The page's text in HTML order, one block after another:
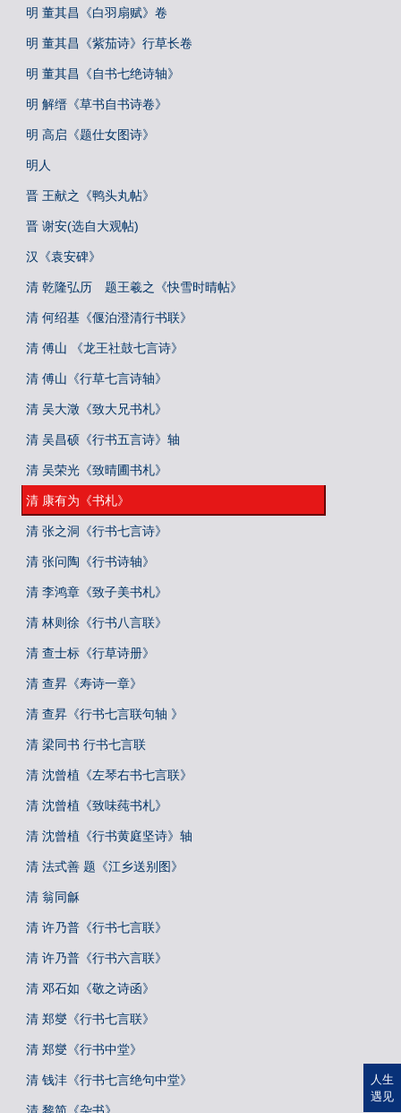
明 董其昌《白羽扇赋》卷
明 董其昌《紫茄诗》行草长卷
明 董其昌《自书七绝诗轴》
明 解缙《草书自书诗卷》
明 高启《题仕女图诗》
明人
晋 王献之《鸭头丸帖》
晋 谢安(选自大观帖)
汉《袁安碑》
清 乾隆弘历 题王羲之《快雪时晴帖》
清 何绍基《偃泊澄清行书联》
清 傅山 《龙王社鼓七言诗》
清 傅山《行草七言诗轴》
清 吴大澂《致大兄书札》
清 吴昌硕《行书五言诗》轴
清 吴荣光《致晴圃书札》
清 康有为《书札》
清 张之洞《行书七言诗》
清 张问陶《行书诗轴》
清 李鸿章《致子美书札》
清 林则徐《行书八言联》
清 查士标《行草诗册》
清 查昇《寿诗一章》
清 查昇《行书七言联句轴 》
清 梁同书 行书七言联
清 沈曾植《左琴右书七言联》
清 沈曾植《致味莼书札》
清 沈曾植《行书黄庭坚诗》轴
清 法式善 题《江乡送别图》
清 翁同龢
清 许乃普《行书七言联》
清 许乃普《行书六言联》
清 邓石如《敬之诗函》
清 郑燮《行书七言联》
清 郑燮《行书中堂》
清 钱沣《行书七言绝句中堂》
人生
遇见